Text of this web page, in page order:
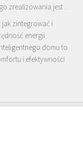
zrealizowania jest …
jak zintegrować i
energii
domu to
i efektywności